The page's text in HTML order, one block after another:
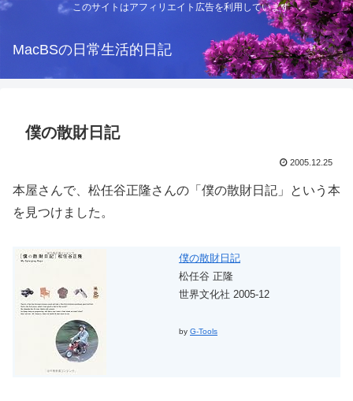
このサイトはアフィリエイト広告を利用しています
MacBSの日常生活的日記
僕の散財日記
2005.12.25
本屋さんで、松任谷正隆さんの「僕の散財日記」という本
を見つけました。
僕の散財日記
松任谷 正隆
世界文化社 2005-12
by G-Tools